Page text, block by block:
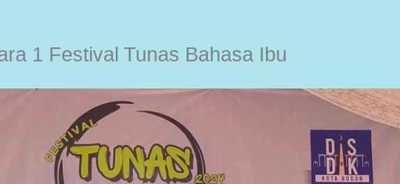
1 Festival Tunas Bahasa Ibu